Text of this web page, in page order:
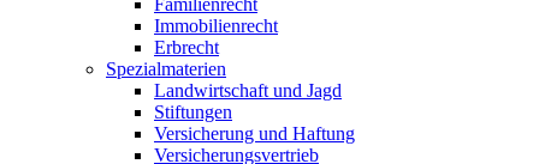
Familienrecht
Immobilienrecht
Erbrecht
Spezialmaterien
Landwirtschaft und Jagd
Stiftungen
Versicherung und Haftung
Versicherungsvertrieb